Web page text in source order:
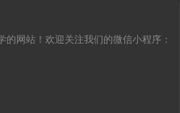
网站！欢迎关注我们的微信小程序：